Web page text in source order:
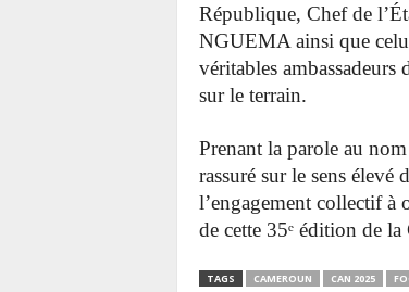
République, Chef de
NGUEMA ainsi que
véritables
sur le terrain.
Prenant la parole au
rassuré sur le sens
l’engagement collectif
de cette 35ᵉ édition de
TAGS CAMEROUN CAN 2025